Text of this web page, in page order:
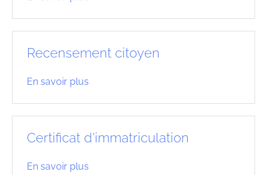
Recensement citoyen
En savoir plus
Certificat d'immatriculation
En savoir plus